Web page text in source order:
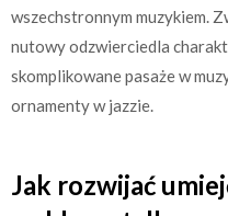
wszechstronnym muzykiem.
nutowy odzwierciedla
skomplikowane pasaże w
ornamenty w jazzie.
Jak rozwijać